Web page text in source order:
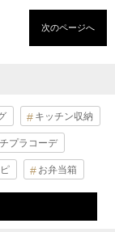
次のページへ
キッチン収納
プラコーデ
お弁当箱